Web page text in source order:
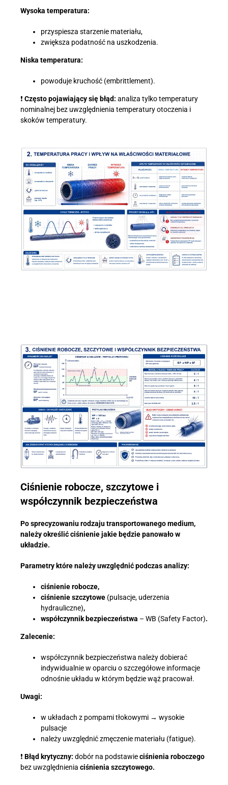
Wysoka temperatura:
przyspiesza starzenie materiału,
zwiększa podatność na uszkodzenia.
Niska temperatura:
powoduje kruchość (embrittlement).
❗ Często pojawiający się błąd: analiza tylko temperatury
nominalnej bez uwzględnienia temperatury otoczenia i
skoków temperatury.
Ciśnienie robocze, szczytowe i
współczynnik bezpieczeństwa
Po sprecyzowaniu rodzaju transportowanego medium,
należy określić ciśnienie jakie będzie panowało w
układzie.
Parametry które należy uwzględnić podczas analizy:
ciśnienie robocze,
ciśnienie szczytowe(pulsacje, uderzenia
hydrauliczne),
współczynnik bezpieczeństwa – WB (Safety Factor).
Zalecenie:
współczynnik bezpieczeństwa należy dobierać
indywidualnie w oparciu o szczegółowe informacje
odnośnie układu w którym będzie wąż pracował.
Uwagi:
w układach z pompami tłokowymi → wysokie
pulsacje
należy uwzględnić zmęczenie materiału (fatigue).
❗ Błąd krytyczny: dobór na podstawieciśnienia roboczego
bez uwzględnienia ciśnienia szczytowego.